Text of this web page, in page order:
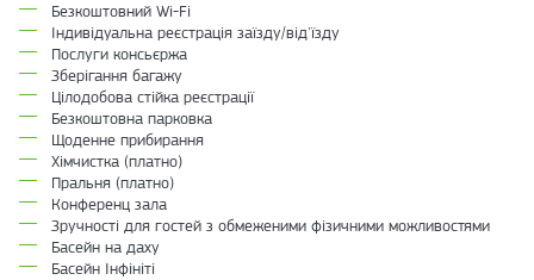
Безкоштовний Wi-Fi
Індивідуальна реєстрація заїзду/від'їзду
Послуги консьєржа
Зберігання багажу
Цілодобова стійка реєстрації
Безкоштовна парковка
Щоденне прибирання
Хімчистка (платно)
Пральня (платно)
Конференц зала
Зручності для гостей з обмеженими фізичними можливостями
Басейн на даху
Басейн Інфініті